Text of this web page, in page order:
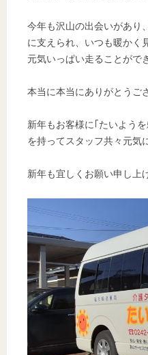
今年も沢山の出会いがあり
に支えられ、いつも暖かく
元気いっぱい走ることがで
本当に本当にありがとうご
新年もお客様に｢たいよう
を持ってスタッフ共々元気
新年も宜しくお願い申し上